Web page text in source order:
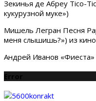
Зекинья де Абреу Tico-
кукурузной муке»)
Мишель Легран Песня
меня слышишь?») из
Андрей Иванов «Фиеста»
Error